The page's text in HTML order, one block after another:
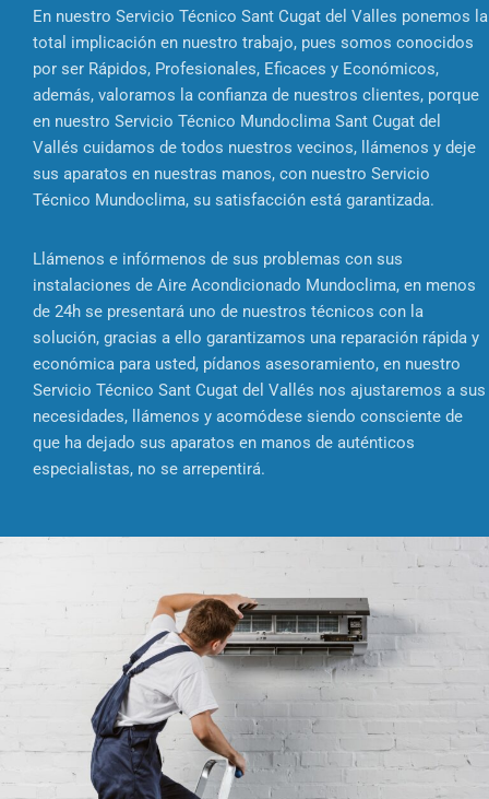
En nuestro Servicio Técnico Sant Cugat del Valles ponemos la
total implicación en nuestro trabajo, pues somos conocidos
por ser Rápidos, Profesionales, Eficaces y Económicos,
además, valoramos la confianza de nuestros clientes, porque
en nuestro Servicio Técnico Mundoclima Sant Cugat del
Vallés cuidamos de todos nuestros vecinos, llámenos y deje
sus aparatos en nuestras manos, con nuestro Servicio
Técnico Mundoclima, su satisfacción está garantizada.
Llámenos e infórmenos de sus problemas con sus
instalaciones de Aire Acondicionado Mundoclima, en menos
de 24h se presentará uno de nuestros técnicos con la
solución, gracias a ello garantizamos una reparación rápida y
económica para usted, pídanos asesoramiento, en nuestro
Servicio Técnico Sant Cugat del Vallés nos ajustaremos a sus
necesidades, llámenos y acomódese siendo consciente de
que ha dejado sus aparatos en manos de auténticos
especialistas, no se arrepentirá.